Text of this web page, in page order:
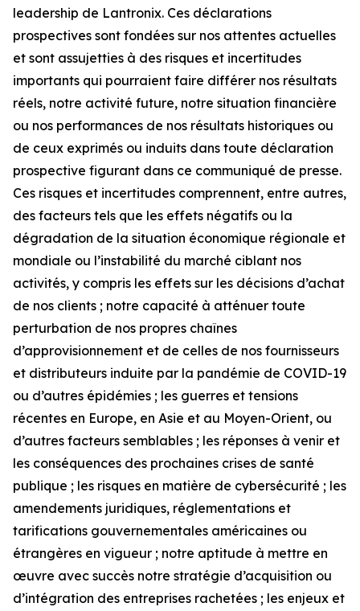
leadership de Lantronix. Ces déclarations
prospectives sont fondées sur nos attentes actuelles
et sont assujetties à des risques et incertitudes
importants qui pourraient faire différer nos résultats
réels, notre activité future, notre situation financière
ou nos performances de nos résultats historiques ou
de ceux exprimés ou induits dans toute déclaration
prospective figurant dans ce communiqué de presse.
Ces risques et incertitudes comprennent, entre autres,
des facteurs tels que les effets négatifs ou la
dégradation de la situation économique régionale et
mondiale ou l’instabilité du marché ciblant nos
activités, y compris les effets sur les décisions d’achat
de nos clients ; notre capacité à atténuer toute
perturbation de nos propres chaînes
d’approvisionnement et de celles de nos fournisseurs
et distributeurs induite par la pandémie de COVID-19
ou d’autres épidémies ; les guerres et tensions
récentes en Europe, en Asie et au Moyen-Orient, ou
d’autres facteurs semblables ; les réponses à venir et
les conséquences des prochaines crises de santé
publique ; les risques en matière de cybersécurité ; les
amendements juridiques, réglementations et
tarifications gouvernementales américaines ou
étrangères en vigueur ; notre aptitude à mettre en
œuvre avec succès notre stratégie d’acquisition ou
d’intégration des entreprises rachetées ; les enjeux et